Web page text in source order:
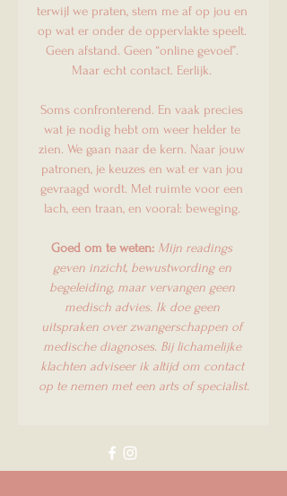
terwijl we praten, stem me af op jou en
op wat er onder de oppervlakte speelt.
Geen afstand. Geen “online gevoel”.
Maar echt contact. Eerlijk.
Soms confronterend. En vaak precies
wat je nodig hebt om weer helder te
zien. We gaan naar de kern. Naar jouw
patronen, je keuzes en wat er van jou
gevraagd wordt. Met ruimte voor een
lach, een traan, en vooral: beweging.
Goed om te weten: Mijn readings
geven inzicht, bewustwording en
begeleiding, maar vervangen geen
medisch advies. Ik doe geen
uitspraken over zwangerschappen of
medische diagnoses. Bij lichamelijke
klachten adviseer ik altijd om contact
op te nemen met een arts of specialist.